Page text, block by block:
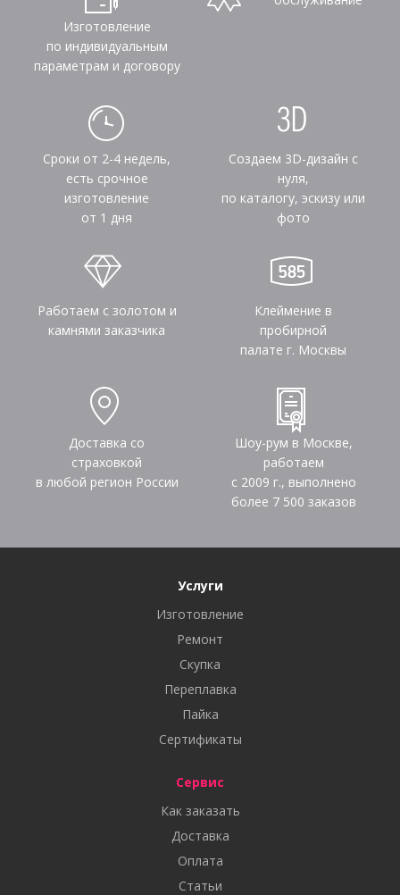
Изготовление
по индивидуальным
параметрам и договору
Сроки от 2-4 недель,
есть срочное
изготовление
от 1 дня
Создаем 3D-дизайн с
нуля,
по каталогу, эскизу или
фото
Работаем с золотом и
камнями заказчика
Клеймение в
пробирной
палате г. Москвы
Доставка со
страховкой
в любой регион России
Шоу-рум в Москве,
работаем
с 2009 г., выполнено
более 7 500 заказов
Услуги
Изготовление
Ремонт
Скупка
Переплавка
Пайка
Сертификаты
Сервис
Как заказать
Доставка
Оплата
Статьи